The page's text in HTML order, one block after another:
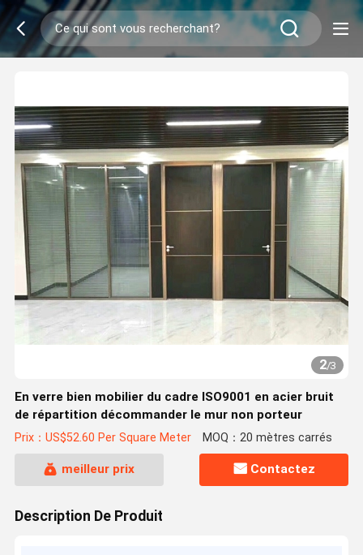
2/3
En verre bien mobilier du cadre ISO9001 en acier bruit
de répartition décommander le mur non porteur
Prix：US$52.60 Per Square Meter MOQ：20 mètres carrés
meilleur prix Contactez
Description De Produit